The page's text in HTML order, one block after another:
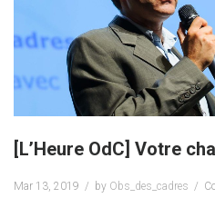
[L’Heure OdC] Votre
Mar 13, 2019 by Obs_des_cadres